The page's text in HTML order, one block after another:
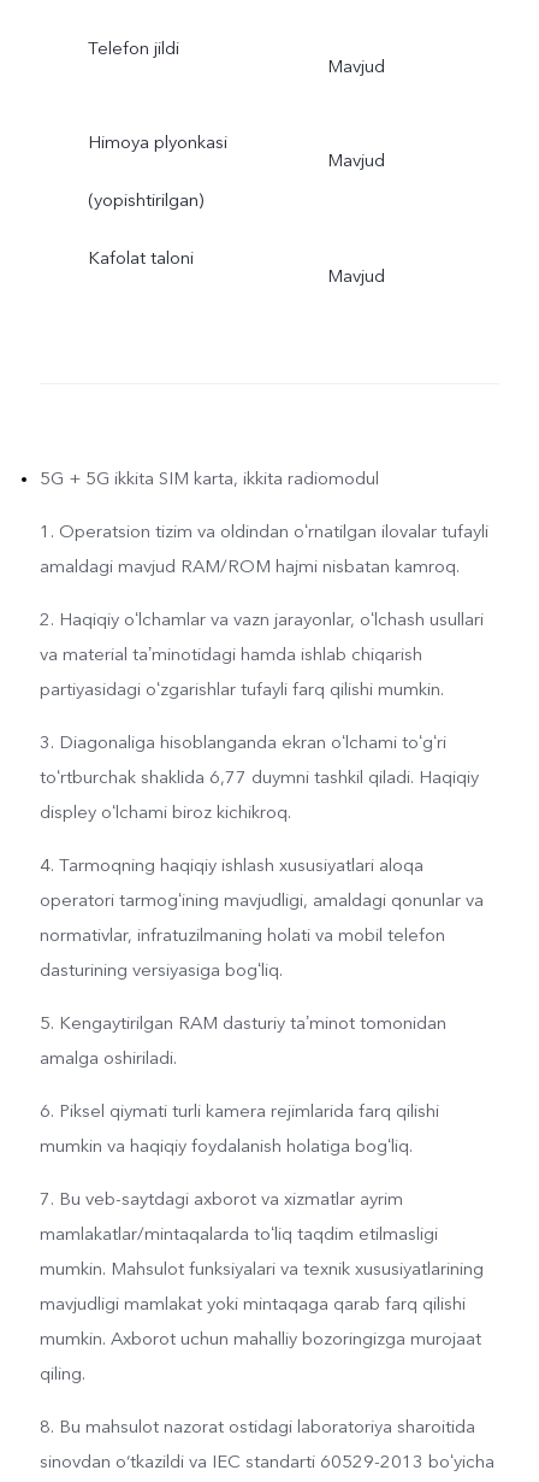
Telefon jildi
Mavjud
Himoya plyonkasi
(yopishtirilgan)
Mavjud
Kafolat taloni
Mavjud
5G + 5G ikkita SIM karta, ikkita radiomodul
1. Operatsion tizim va oldindan oʻrnatilgan ilovalar tufayli
amaldagi mavjud RAM/ROM hajmi nisbatan kamroq.
2. Haqiqiy oʻlchamlar va vazn jarayonlar, oʻlchash usullari
va material taʼminotidagi hamda ishlab chiqarish
partiyasidagi oʻzgarishlar tufayli farq qilishi mumkin.
3. Diagonaliga hisoblanganda ekran oʻlchami toʻgʻri
toʻrtburchak shaklida 6,77 duymni tashkil qiladi. Haqiqiy
displey oʻlchami biroz kichikroq.
4. Tarmoqning haqiqiy ishlash xususiyatlari aloqa
operatori tarmogʻining mavjudligi, amaldagi qonunlar va
normativlar, infratuzilmaning holati va mobil telefon
dasturining versiyasiga bogʻliq.
5. Kengaytirilgan RAM dasturiy taʼminot tomonidan
amalga oshiriladi.
6. Piksel qiymati turli kamera rejimlarida farq qilishi
mumkin va haqiqiy foydalanish holatiga bogʻliq.
7. Bu veb-saytdagi axborot va xizmatlar ayrim
mamlakatlar/mintaqalarda toʻliq taqdim etilmasligi
mumkin. Mahsulot funksiyalari va texnik xususiyatlarining
mavjudligi mamlakat yoki mintaqaga qarab farq qilishi
mumkin. Axborot uchun mahalliy bozoringizga murojaat
qiling.
8. Bu mahsulot nazorat ostidagi laboratoriya sharoitida
sinovdan o‘tkazildi va IEC standarti 60529-2013 boʻyicha